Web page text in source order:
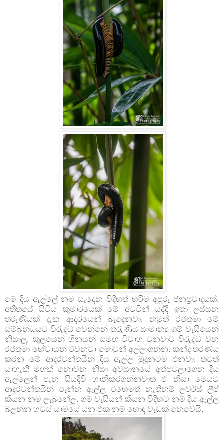
මේ දිය ඇල්ලේ නම සැදෙන විදිහත් හරිම අපූරු ජනප්‍රවාදයක්.
අතීතයේ සිටිය කුමාරයෙක් මේ අවටින් යද්දී ඉතා ලස්සන
තරුණියක් දැක ආදරයෙන් බැ‍ඳෙනවා. නමුත් රජතුමා මේ
සම්බන්ධයට විරුද්ධ වෙන්නේ තරුණිය සාමාන්‍ය ගම් වැසියෙන්
නිසාලු. කුලයෙන් හීනයන් සමඟ විවාහ වනවාට විරුද්ධ වන
රජතුමා හේවායන් එවනවා මොවුන් අල්ලාගන්න. කන්ද තරණය
කරන මේ ආදරවන්තයින් දිය ඇල්ල මුදුනටම ‍එනවා. තවත්
යාහැකි මඟක් නොවන නිසා අවසානයේ අත්පටලාගෙන දිය
ඇල්ලෙන් පැන සියදිවි හානිකරගන්නවාත ඒ නිසා මෙයට
ආදරවන්තයින් පැන්න ඇල්ල එහෙමත් නැතිනම් ලවර්ස් ලීප්
කියන නම ලැබුනේලු. ගම් වැසියන් කියන විදිහට නම් දිය ඇල්ල
බලන්න හවස් යා‍මයේ යන එක නම් හොඳ වැඩක් නෙවෙයි.